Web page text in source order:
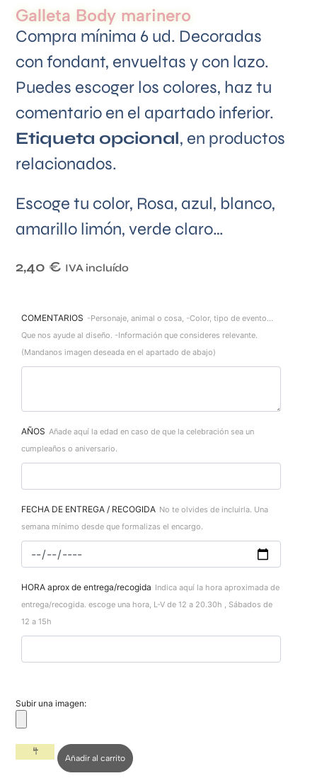
Galleta Body marinero
Compra mínima 6 ud. Decoradas
con fondant, envueltas y con lazo.
Puedes escoger los colores, haz tu
comentario en el apartado inferior.
Etiqueta opcional, en productos
relacionados.
Escoge tu color, Rosa, azul, blanco,
amarillo limón, verde claro…
2,40 € IVA incluído
COMENTARIOS -Personaje, animal o cosa, -Color, tipo de evento...
Que nos ayude al diseño. -Información que consideres relevante.
(Mandanos imagen deseada en el apartado de abajo)
AÑOS Añade aquí la edad en caso de que la celebración sea un
cumpleaños o aniversario.
FECHA DE ENTREGA / RECOGIDA No te olvides de incluirla. Una
semana mínimo desde que formalizas el encargo.
HORA aprox de entrega/recogida Indica aquí la hora aproximada de
entrega/recogida. escoge una hora, L-V de 12 a 20.30h , Sábados de
12 a 15h
Subir una imagen:
Añadir al carrito